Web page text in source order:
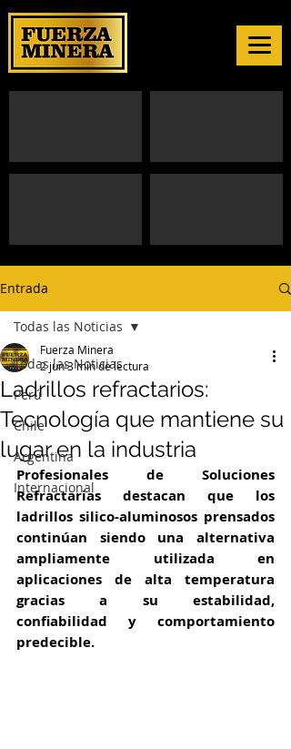
Entrada
Todas las Noticias
Perú
Chile
Argentina
Internacional
Todas las Noticias
Ladrillos refractarios:
Tecnología que mantiene su
lugar en la industria
Fuerza Minera
2 jun3 min de lectura
Profesionales de Soluciones
Refractarias destacan que los
ladrillos silico-aluminosos prensados
continúan siendo una alternativa
ampliamente utilizada en
aplicaciones de alta temperatura
gracias a su estabilidad,
confiabilidad y comportamiento
predecible.